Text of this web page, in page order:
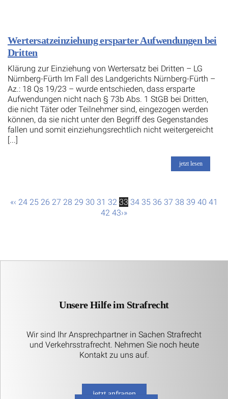
Wertersatzeinziehung ersparter Aufwendungen bei
Dritten
Klärung zur Einziehung von Wertersatz bei Dritten – LG
Nürnberg-Fürth Im Fall des Landgerichts Nürnberg-Fürth –
Az.: 18 Qs 19/23 – wurde entschieden, dass ersparte
Aufwendungen nicht nach § 73b Abs. 1 StGB bei Dritten,
die nicht Täter oder Teilnehmer sind, eingezogen werden
können, da sie nicht unter den Begriff des Gegenstandes
fallen und somit einziehungsrechtlich nicht weitergereicht
[...]
jetzt lesen
«‹ 24 25 26 27 28 29 30 31 32 33 34 35 36 37 38 39 40 41
42 43›»
Unsere Hilfe im Strafrecht
Wir sind Ihr Ansprechpartner in Sachen Strafrecht
und Verkehrsstrafrecht. Nehmen Sie noch heute
Kontakt zu uns auf.
jetzt anfragen